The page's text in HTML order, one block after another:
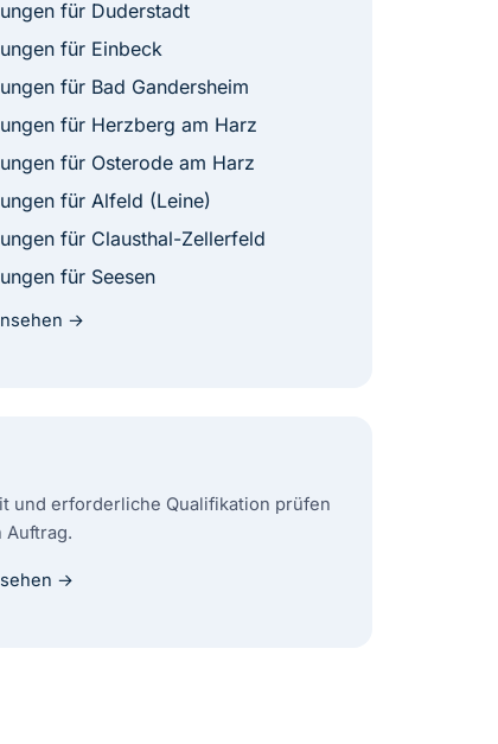
für Duderstadt
für Einbeck
für Bad Gandersheim
für Herzberg am Harz
für Osterode am Harz
für Alfeld (Leine)
für Clausthal-Zellerfeld
für Seesen
→
und erforderliche Qualifikation prüfen
→